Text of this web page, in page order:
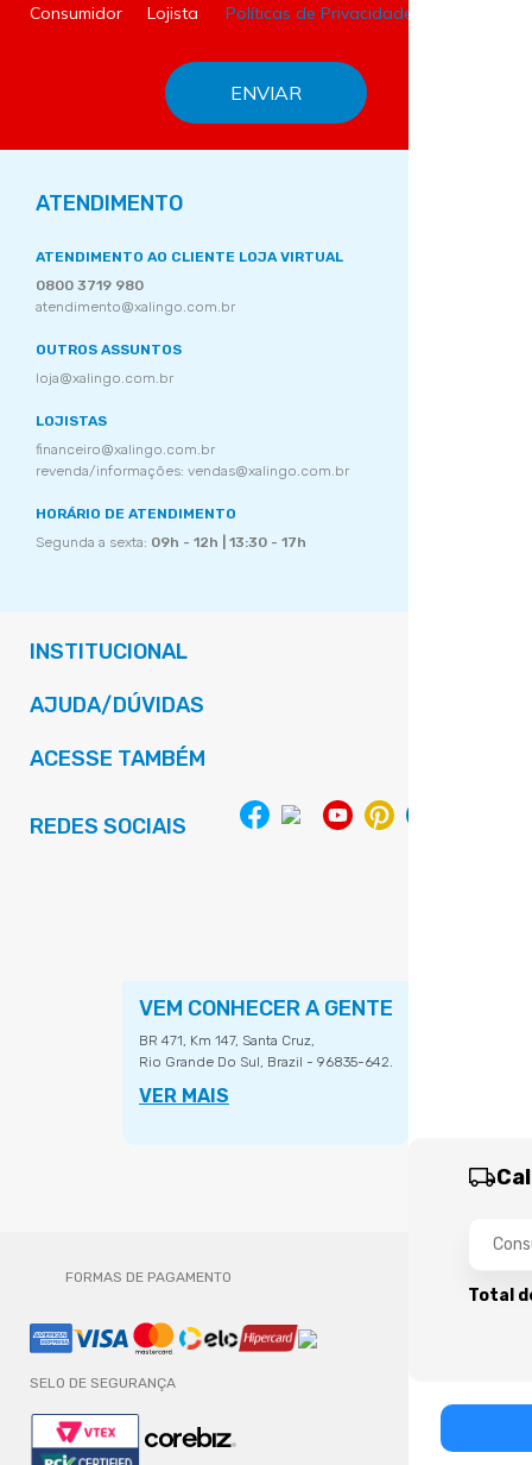
Total
Consumidor
Lojista
Políticas de Privacidade
ATENDIMENTO
ATENDIMENTO AO CLIENTE LOJA VIRTUAL
0800 3719 980
atendimento@xalingo.com.br
OUTROS ASSUNTOS
loja@xalingo.com.br
LOJISTAS
financeiro@xalingo.com.br
revenda/informações: vendas@xalingo.com.br
HORÁRIO DE ATENDIMENTO
Segunda a sexta: 09h - 12h | 13:30 - 17h
INSTITUCIONAL
AJUDA/DÚVIDAS
ACESSE TAMBÉM
REDES SOCIAIS
VEM CONHECER A GENTE
BR 471, Km 147, Santa Cruz,
Rio Grande Do Sul, Brazil - 96835-642.
VER MAIS
FORMAS DE PAGAMENTO
SELO DE SEGURANÇA